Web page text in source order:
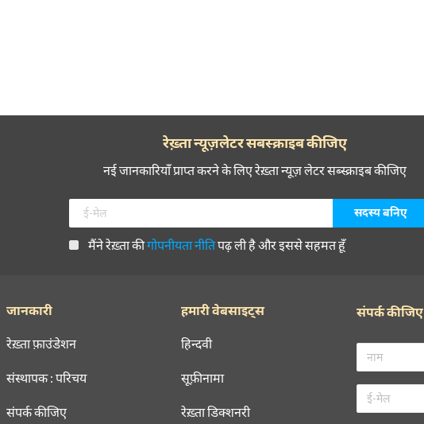
रेख़्ता न्यूज़लेटर सबस्क्राइब कीजिए
नई जानकारियाँ प्राप्त करने के लिए रेख़्ता न्यूज़ लेटर सब्स्क्राइब कीजिए
मैंने रेख़्ता कीगोपनीयता नीतिपढ़ ली है और इससे सहमत हूँ
जानकारी
रेख़्ता फ़ाउंडेशन
संस्थापक : परिचय
संपर्क कीजिए
हमारी वेबसाइट्स
हिन्दवी
सूफ़ीनामा
रेख़्ता डिक्शनरी
संपर्क कीजिए